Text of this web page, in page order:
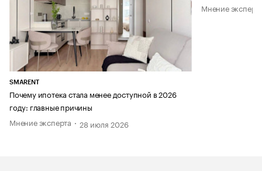
SMARENT
Почему ипотека стала менее доступной в 2026
году: главные причины
Мнение эксперта
28 июля 2026
Мнение